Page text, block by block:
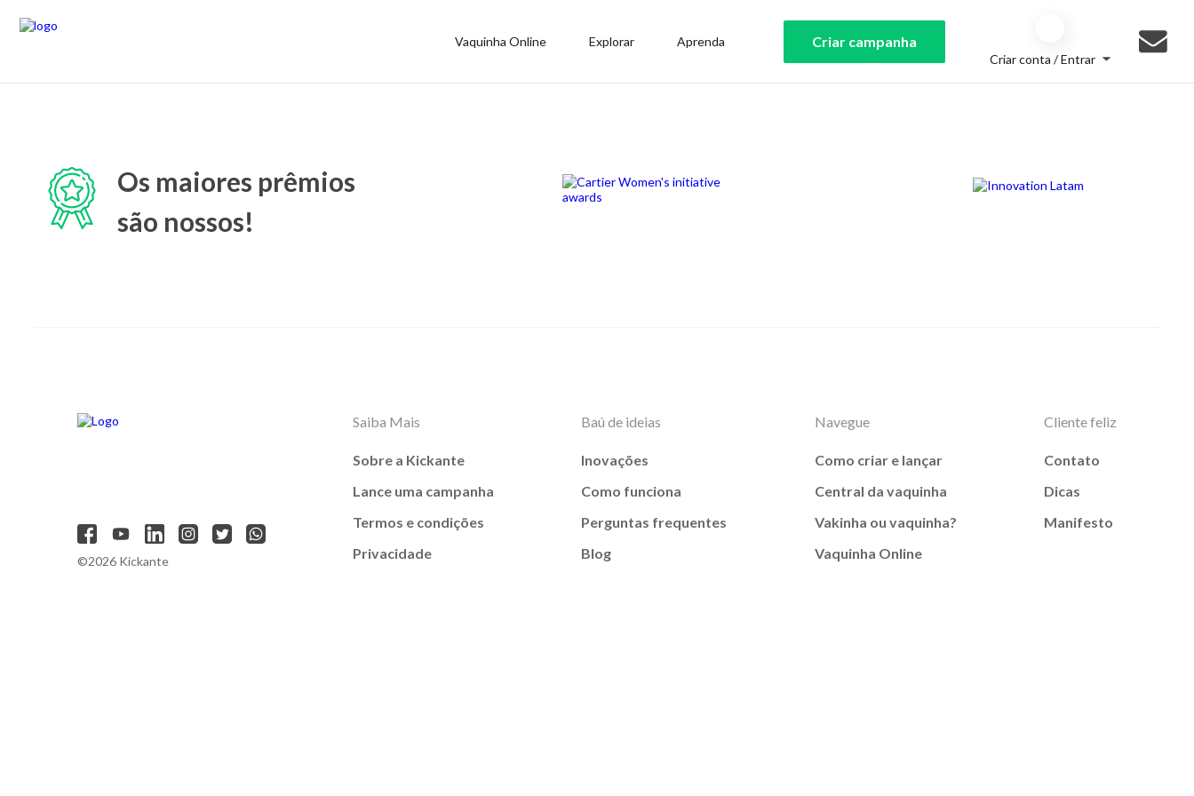
Vaquinha Online Explorar Aprenda Criar campanha
Criar conta / Entrar
Os maiores prêmios
são nossos!
©2026 Kickante
Saiba Mais
Sobre a Kickante
Lance uma campanha
Termos e condições
Privacidade
Baú de ideias
Inovações
Como funciona
Perguntas frequentes
Blog
Navegue
Como criar e lançar
Central da vaquinha
Vakinha ou vaquinha?
Vaquinha Online
Cliente feliz
Contato
Dicas
Manifesto